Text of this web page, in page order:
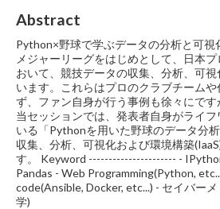
Abstract
Python×野球で学ぶデータの分析と可
メジャーリーグをはじめとして、日本
おいて、競技データの収集、分析、可
います。これらはプロのクラブチーム
ず、ファン自身が行う事例も徐々にです
当セッションでは、発表者自身がライ
いる「Pythonを用いた野球のデータ分
収集、分析、可視化および環境構築
す。 Keyword ---------------------- -
Pandas - Web Programming(Python,
code(Ansible, Docker, etc...) - セイバー
学)